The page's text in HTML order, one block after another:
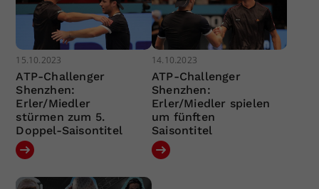
15.10.2023
ATP-Challenger
Shenzhen:
Erler/Miedler
stürmen zum 5.
Doppel-Saisontitel
14.10.2023
ATP-Challenger
Shenzhen:
Erler/Miedler spielen
um fünften
Saisontitel